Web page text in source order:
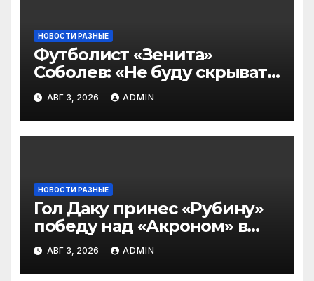
НОВОСТИ РАЗНЫЕ
Футболист «Зенита»
Соболев: «Не буду скрывать
— в Оренбурге всегда
тяжело играть»
АВГ 3, 2026 ADMIN
НОВОСТИ РАЗНЫЕ
Гол Даку принес «Рубину»
победу над «Акроном» в
матче РПЛ
АВГ 3, 2026 ADMIN